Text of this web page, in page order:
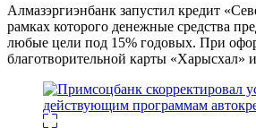
Алмазэргиэнбанк запустил кредит
рамках которого денежные средства
любые цели под 15% годовых. При
благотворительной карты «Харысхал»